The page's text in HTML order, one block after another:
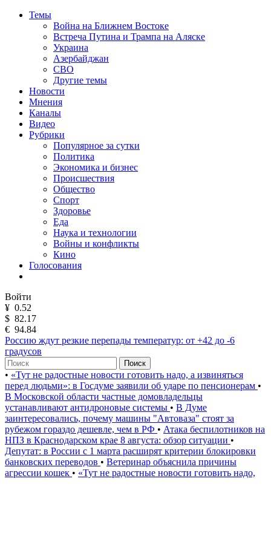
Темы
Война на Ближнем Востоке
Встреча Путина и Трампа на Аляске
Украина
Азербайджан
СВО
Другие темы
Новости
Мнения
Каналы
Видео
Рубрики
Популярное за сутки
Политика
Экономика и бизнес
Происшествия
Общество
Спорт
Здоровье
Еда
Наука и технологии
Войны и конфликты
Кино
Голосования
Войти
¥ 0.52
$ 82.17
€ 94.84
Россию ждут резкие перепады температур: от +42 до -6
градусов
Поиск
• «Тут не радостные новости готовить надо, а извиняться
перед людьми»: в Госдуме заявили об ударе по пенсионерам •
В Московской области частные домовладельцы
устанавливают антидроновые системы • В Думе
заинтересовались, почему машины "Автоваза" стоят за
рубежом гораздо дешевле, чем в РФ • Атака беспилотников на
НПЗ в Краснодарском крае 8 августа: обзор ситуации •
Депутат: в России с 1 марта расширят критерии блокировки
банковских переводов • Ветеринар объяснила причины
агрессии кошек • «Тут не радостные новости готовить надо,